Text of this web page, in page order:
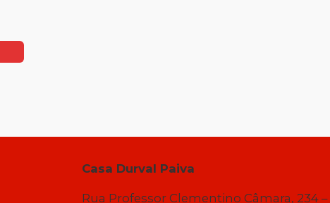
Casa Durval Paiva
Rua Professor Clementino Câmara, 234